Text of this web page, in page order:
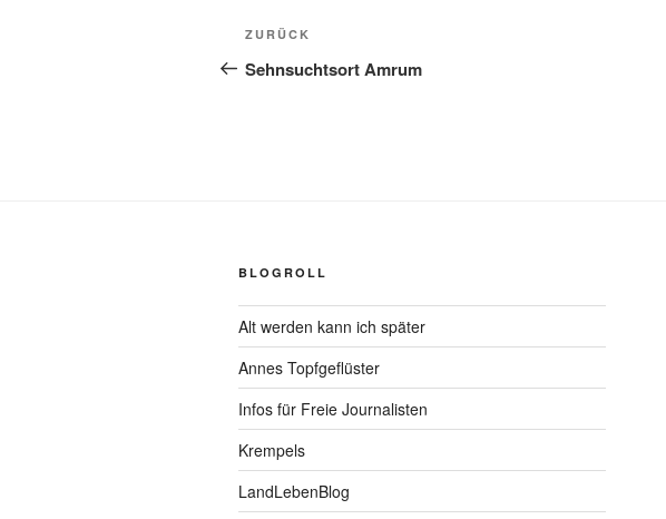
Beitragsnavigation
Vorheriger
Beitrag
ZURÜCK
Sehnsuchtsort Amrum
BLOGROLL
Alt werden kann ich später
Annes Topfgeflüster
Infos für Freie Journalisten
Krempels
LandLebenBlog